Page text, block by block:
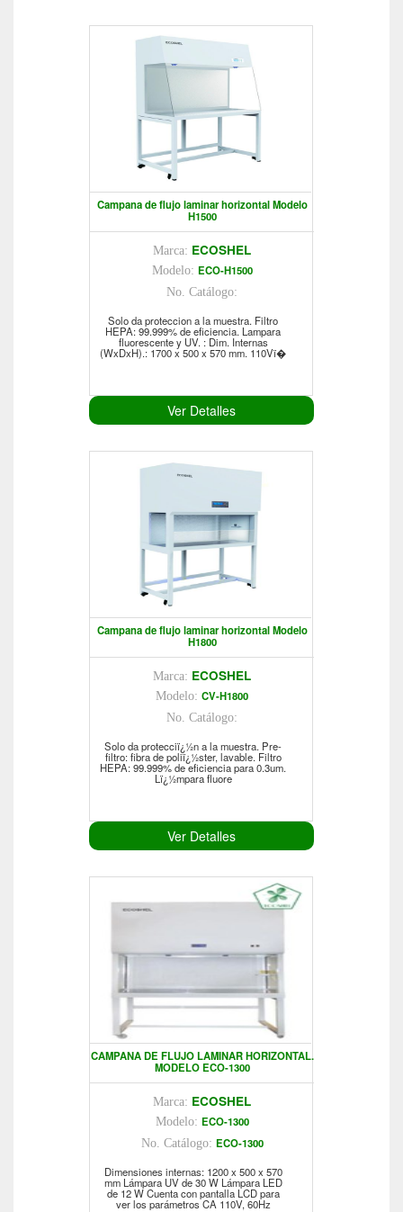
Campana de flujo laminar horizontal Modelo
H1500
Marca: ECOSHEL
Modelo: ECO-H1500
No. Catálogo:
Solo da proteccion a la muestra. Filtro
HEPA: 99.999% de eficiencia. Lampara
fluorescente y UV. : Dim. Internas
(WxDxH).: 1700 x 500 x 570 mm. 110Vï�
Ver Detalles
Campana de flujo laminar horizontal Modelo
H1800
Marca: ECOSHEL
Modelo: CV-H1800
No. Catálogo:
Solo da protecciï¿½n a la muestra. Pre-
filtro: fibra de poliï¿½ster, lavable. Filtro
HEPA: 99.999% de eficiencia para 0.3um.
Lï¿½mpara fluore
Ver Detalles
CAMPANA DE FLUJO LAMINAR HORIZONTAL.
MODELO ECO-1300
Marca: ECOSHEL
Modelo: ECO-1300
No. Catálogo: ECO-1300
Dimensiones internas: 1200 x 500 x 570
mm Lámpara UV de 30 W Lámpara LED
de 12 W Cuenta con pantalla LCD para
ver los parámetros CA 110V, 60Hz